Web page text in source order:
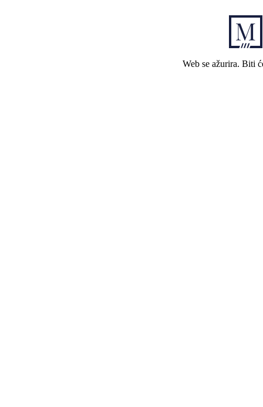
Web se ažurira. Biti